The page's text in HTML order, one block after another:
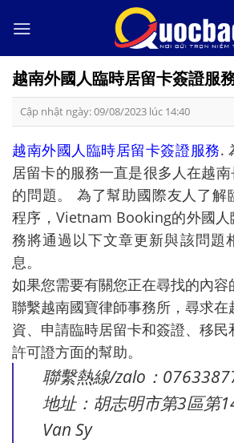
越南外國人臨時居留卡簽證服
Cập nhật ngày: 09/08/2023 lúc 14:40
越南外國人臨時居留卡簽證服務.
居留卡的服務一直是很多人在越
的問題。 為了幫助國際友人了解
程序，Vietnam Booking的外國人
務將通過以下文章更新與該問題
息。
如果您需要有關您正在尋找的內
聯繫越南國寶律師事務所，尋求在
資、申請臨時居留卡和簽證、移
許可證方面的幫助。
聯繫熱線/zalo：
地址：胡志明市第3區第
Van Sy